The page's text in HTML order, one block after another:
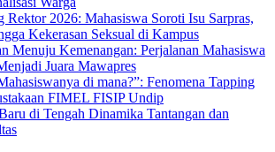
Rektor 2026: Mahasiswa Soroti Isu Sarpras,
Kekerasan Seksual di Kampus
Menuju Kemenangan: Perjalanan Mahasiswa
Juara Mawapres
di mana?”: Fenomena Tapping
FIMEL FISIP Undip
di Tengah Dinamika Tantangan dan